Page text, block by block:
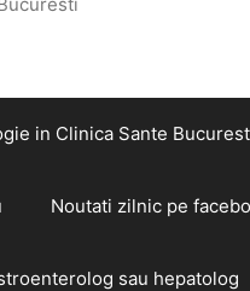
in Clinica Sante
Noutati zilnic pe
sau hepatolog